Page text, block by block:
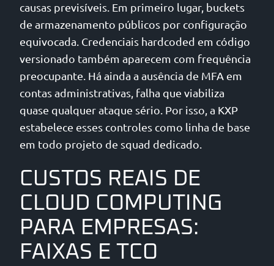
causas previsíveis. Em primeiro lugar, buckets
de armazenamento públicos por configuração
equivocada. Credenciais hardcoded em código
versionado também aparecem com frequência
preocupante. Há ainda a ausência de MFA em
contas administrativas, falha que viabiliza
quase qualquer ataque sério. Por isso, a KXP
estabelece esses controles como linha de base
em todo projeto de squad dedicado.
CUSTOS REAIS DE
CLOUD COMPUTING
PARA EMPRESAS:
FAIXAS E TCO